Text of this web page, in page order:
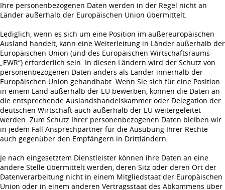
Ihre personenbezogenen Daten werden in der Regel nicht an
Länder außerhalb der Europäischen Union übermittelt.
Lediglich, wenn es sich um eine Position im außereuropäischen
Ausland handelt, kann eine Weiterleitung in Länder außerhalb der
Europäischen Union (und des Europäischen Wirtschaftsraums
„EWR“) erforderlich sein. In diesen Ländern wird der Schutz von
personenbezogenen Daten anders als Länder innerhalb der
Europäischen Union gehandhabt. Wenn Sie sich für eine Position
in einem Land außerhalb der EU bewerben, können die Daten an
die entsprechende Auslandshandelskammer oder Delegation der
deutschen Wirtschaft auch außerhalb der EU weitergeleitet
werden. Zum Schutz Ihrer personenbezogenen Daten bleiben wir
in jedem Fall Ansprechpartner für die Ausübung Ihrer Rechte
auch gegenüber den Empfängern in Drittländern.
Je nach eingesetztem Dienstleister können ihre Daten an eine
andere Stelle übermittelt werden, deren Sitz oder deren Ort der
Datenverarbeitung nicht in einem Mitgliedstaat der Europäischen
Union oder in einem anderen Vertragsstaat des Abkommens über